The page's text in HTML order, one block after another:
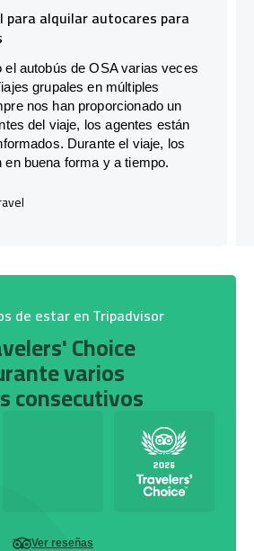
para alquilar autocares para
el autobús de OSA varias veces
grupales en múltiples
nos han proporcionado un
del viaje, los agentes están
Durante el viaje, los
en buena forma y a tiempo.
de estar en Tripadvisor
Choice
varios
consecutivos
Ver reseñas